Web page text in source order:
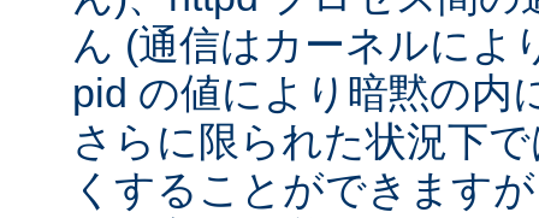
ん (通信はカーネルによ
pid の値により暗黙の内
さらに限られた状況下
くすることができます